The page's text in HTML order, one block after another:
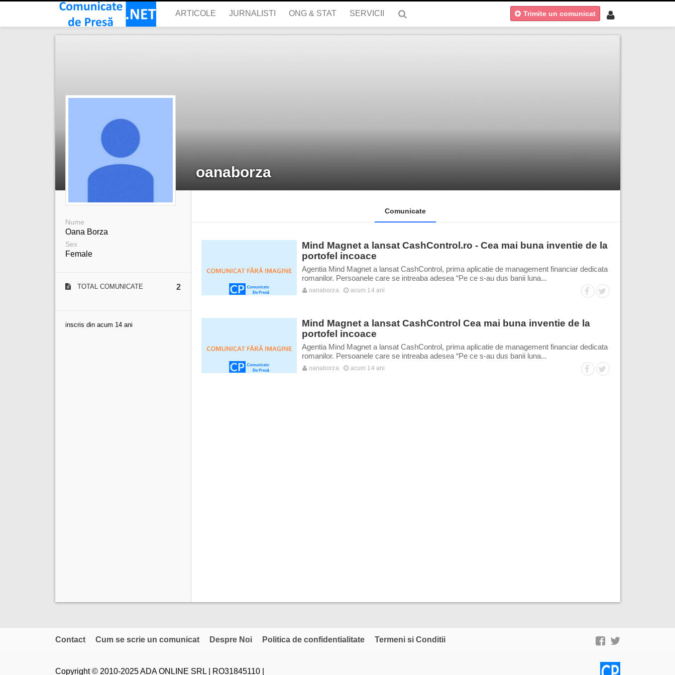
ARTICOLE JURNALISTI ONG & STAT SERVICII Trimite un comunicat
oanaborza
Nume
Oana Borza
Sex
Female
TOTAL COMUNICATE 2
inscris din acum 14 ani
Comunicate
Mind Magnet a lansat CashControl.ro - Cea mai buna inventie de la
portofel incoace
Agentia Mind Magnet a lansat CashControl, prima aplicatie de management financiar dedicata
romanilor. Persoanele care se intreaba adesea “Pe ce s-au dus banii luna...
oanaborza acum 14 ani
Mind Magnet a lansat CashControl Cea mai buna inventie de la
portofel incoace
Agentia Mind Magnet a lansat CashControl, prima aplicatie de management financiar dedicata
romanilor. Persoanele care se intreaba adesea “Pe ce s-au dus banii luna...
oanaborza acum 14 ani
Contact Cum se scrie un comunicat Despre Noi Politica de confidentialitate Termeni si Conditii
Copyright © 2010-2025 ADA ONLINE SRL | RO31845110 |